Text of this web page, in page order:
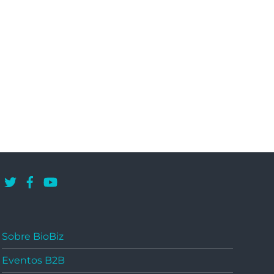
Sobre BioBiz
Eventos B2B